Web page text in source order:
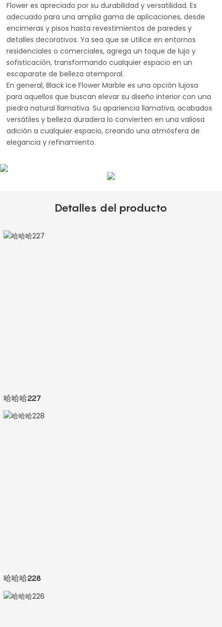
Flower es apreciado por su durabilidad y versatilidad. Es
adecuado para una amplia gama de aplicaciones, desde
encimeras y pisos hasta revestimientos de paredes y
detalles decorativos. Ya sea que se utilice en entornos
residenciales o comerciales, agrega un toque de lujo y
sofisticación, transformando cualquier espacio en un
escaparate de belleza atemporal.
En general, Black Ice Flower Marble es una opción lujosa
para aquellos que buscan elevar su diseño interior con una
piedra natural llamativa. Su apariencia llamativa, acabados
versátiles y belleza duradera lo convierten en una valiosa
adición a cualquier espacio, creando una atmósfera de
elegancia y refinamiento.
Detalles del producto
哈哈哈227
哈哈哈228